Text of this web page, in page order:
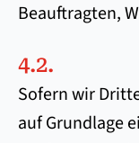
Beauftragten,
4.2.
Sofern wir
auf Grundlage